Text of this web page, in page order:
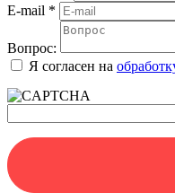
E-mail *
Вопрос:
Я согласен на